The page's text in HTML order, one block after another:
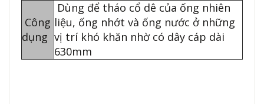
Công
dụng
Dùng để tháo cổ dê của ống nhiên
liệu, ống nhớt và ống nước ở những
vị trí khó khăn nhờ có dây cáp dài
630mm